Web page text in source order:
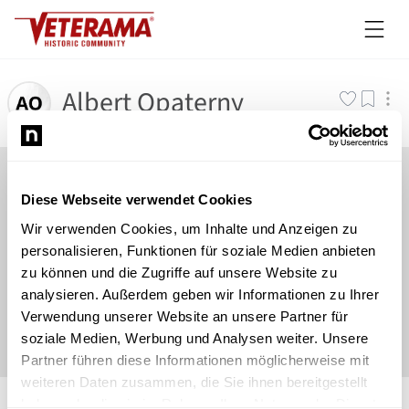
Diese Webseite verwendet Cookies
Wir verwenden Cookies, um Inhalte und Anzeigen zu
personalisieren, Funktionen für soziale Medien anbieten
zu können und die Zugriffe auf unsere Website zu
analysieren. Außerdem geben wir Informationen zu Ihrer
Verwendung unserer Website an unsere Partner für
soziale Medien, Werbung und Analysen weiter. Unsere
Partner führen diese Informationen möglicherweise mit
weiteren Daten zusammen, die Sie ihnen bereitgestellt
Albert Opaterny
©Newsload /System